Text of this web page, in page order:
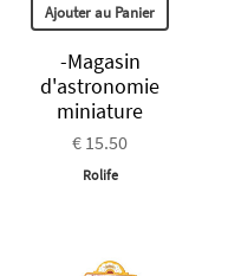
Ajouter au Panier
-Magasin
d'astronomie
miniature
€ 15.50
Rolife